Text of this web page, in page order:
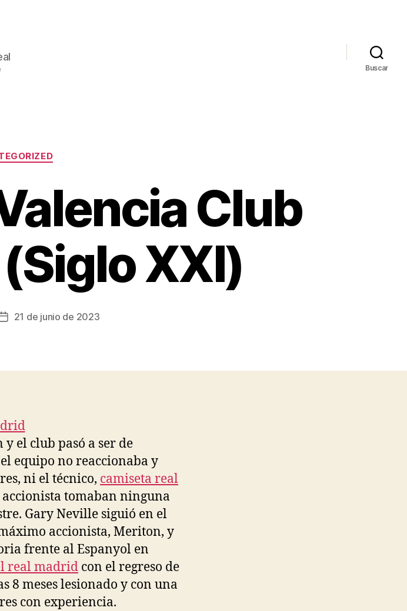
Buscar
Categorías
Club
XXI)
Fecha21 de junio de 2023
el club pasó a ser de
equipo no reaccionaba y
ni el técnico, camiseta real
tomaban ninguna
Gary Neville siguió en el
accionista, Meriton, y
frente al Espanyol en
real madrid con el regreso de
8 meses lesionado y con una
con experiencia.